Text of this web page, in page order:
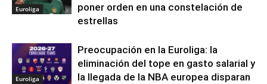
Euroliga
poner orden en una constelación de
estrellas
Euroliga
Preocupación en la Euroliga: la
eliminación del tope en gasto salarial y
la llegada de la NBA europea disparan